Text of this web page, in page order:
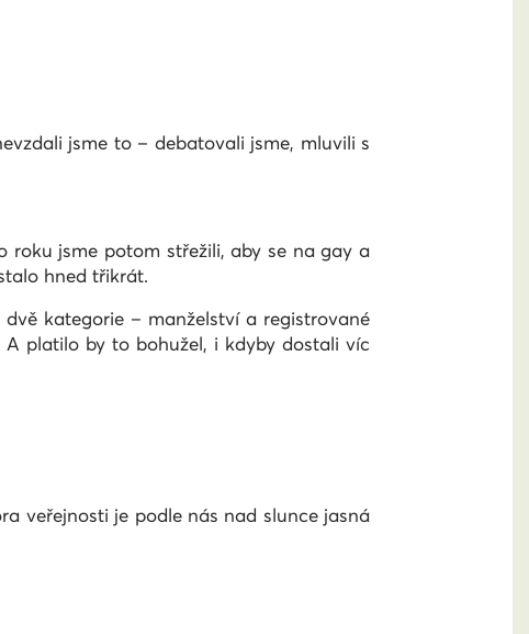
jsme to – debatovali jsme, mluvili s
roku jsme potom střežili, aby se na gay a
hned třikrát.
kategorie – manželství a registrované
platilo by to bohužel, i kdyby dostali víc
veřejnosti je podle nás nad slunce jasná